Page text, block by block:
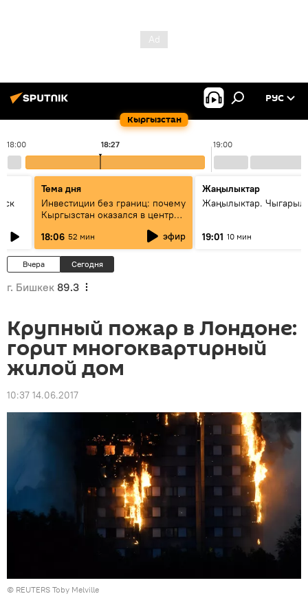
Кыргызстан
РУС
18:00 19:00
18:27
Тема дня
Инвестиции без границ: почему
Кыргызстан оказался в центре
18:06 52 мин эфир
Жаңылыктар
Жаңылыктар.
19:01 10 мин
Вчера Сегодня
г. Бишкек 89.3
Крупный пожар в Лондоне:
горит многоквартирный
жилой дом
10:37 14.06.2017
© REUTERS Toby Melville